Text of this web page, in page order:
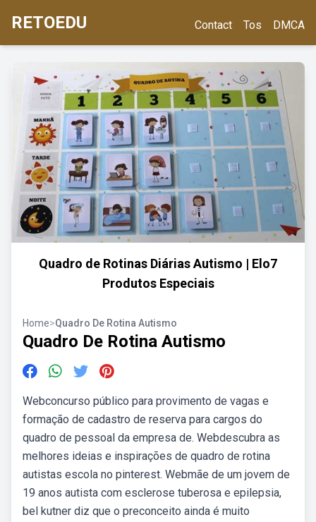
RETOEDU Contact Tos DMCA
Quadro de Rotinas Diárias Autismo | Elo7
Produtos Especiais
Home>Quadro De Rotina Autismo
Quadro De Rotina Autismo
Webconcurso público para provimento de vagas e
formação de cadastro de reserva para cargos do
quadro de pessoal da empresa de. Webdescubra as
melhores ideias e inspirações de quadro de rotina
autistas escola no pinterest. Webmãe de um jovem de
19 anos autista com esclerose tuberosa e epilepsia,
bel kutner diz que o preconceito ainda é muito